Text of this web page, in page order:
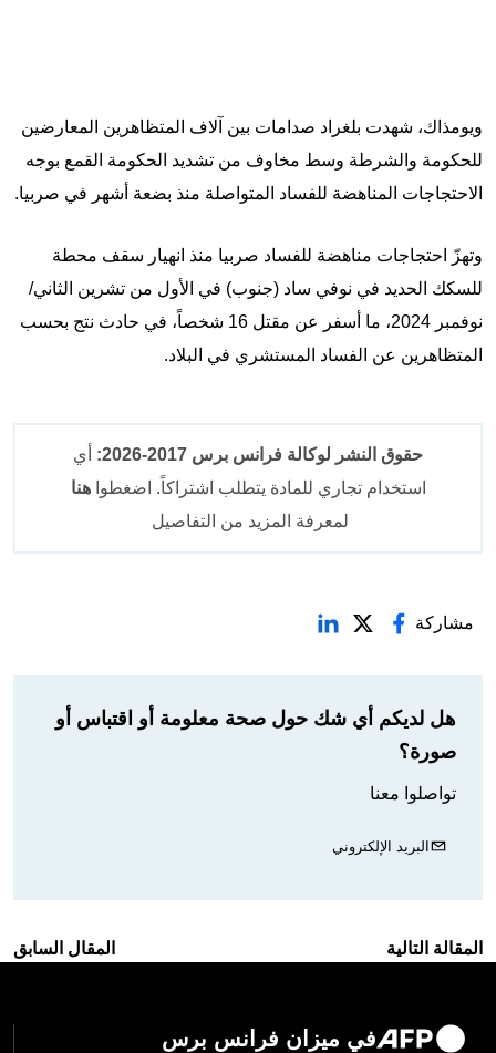
ويومذاك، شهدت بلغراد صدامات بين آلاف المتظاهرين المعارضين
للحكومة والشرطة وسط مخاوف من تشديد الحكومة القمع بوجه
الاحتجاجات المناهضة للفساد المتواصلة منذ بضعة أشهر في صربيا.
وتهزّ احتجاجات مناهضة للفساد صربيا منذ انهيار سقف محطة
للسكك الحديد في نوفي ساد (جنوب) في الأول من تشرين الثاني/
نوفمبر 2024، ما أسفر عن مقتل 16 شخصاً، في حادث نتج بحسب
المتظاهرين عن الفساد المستشري في البلاد.
حقوق النشر لوكالة فرانس برس 2017-2026:
أي
استخدام تجاري للمادة يتطلب اشتراكاً. اضغطواهنا
لمعرفة المزيد من التفاصيل
مشاركة
هل لديكم أي شك حول صحة معلومة أو اقتباس أو
صورة؟
تواصلوا معنا
البريد الإلكتروني
المقالة التالية المقال السابق
في ميزان فرانس برس